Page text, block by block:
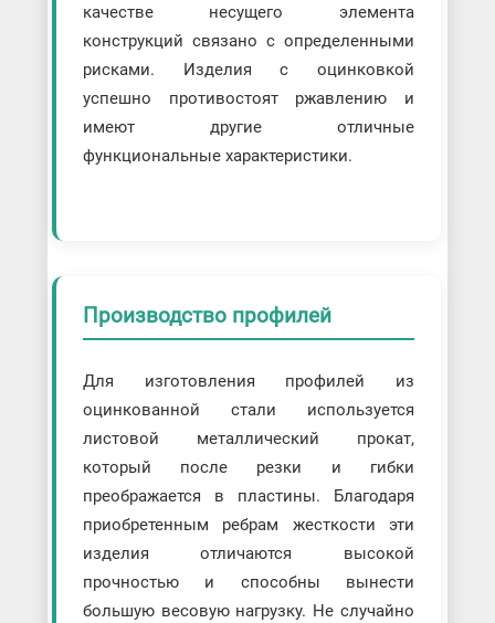
качестве несущего элемента
конструкций связано с определенными
рисками. Изделия с оцинковкой
успешно противостоят ржавлению и
имеют другие отличные
функциональные характеристики.
Производство профилей
Для изготовления профилей из
оцинкованной стали используется
листовой металлический прокат,
который после резки и гибки
преображается в пластины. Благодаря
приобретенным ребрам жесткости эти
изделия отличаются высокой
прочностью и способны вынести
большую весовую нагрузку. Не случайно